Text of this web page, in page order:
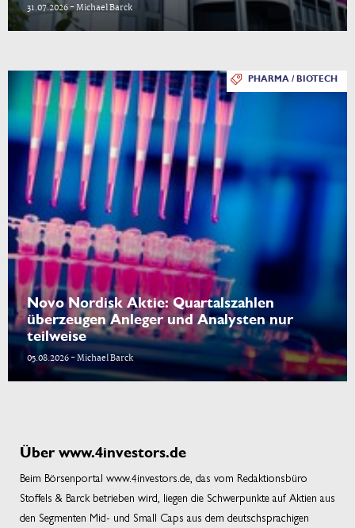
31.07.2026 - Michael Barck
PHARMA / BIOTECH
Novo Nordisk Aktie: Quartalszahlen
überzeugen Anleger und Analysten nur
teilweise
05.08.2026 - Michael Barck
Über www.4investors.de
Beim Börsenportal www.4investors.de, das vom Redaktionsbüro
Stoffels & Barck betrieben wird, liegen die Schwerpunkte auf Aktien aus
den Segmenten Mid- und Small Caps aus dem deutschsprachigen